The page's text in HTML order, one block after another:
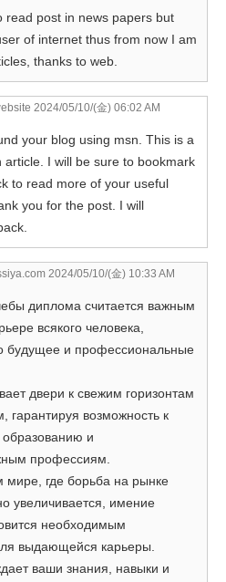
read post in news papers but
of internet thus from now I am
thanks to web.
2024/05/10/(金) 06:02 AM
your blog using msn. This is a
article. I will be sure to bookmark
to read more of your useful
you for the post. I will
2024/05/10/(金) 10:33 AM
диплома считается важным
всякого человека,
будущее и профессиональные
двери к свежим горизонтам
гарантируя возможность к
образованию и
профессиям.
мире, где борьба на рынке
увеличивается, имение
необходимым
выдающейся карьеры.
ваши знания, навыки и